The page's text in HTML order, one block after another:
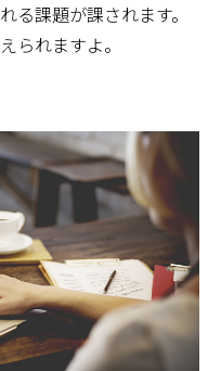
る課題が課されます。
られますよ。